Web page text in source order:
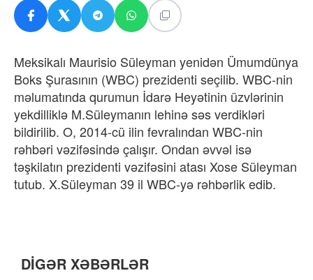
Meksikalı Maurisio Süleyman yenidən Ümumdünya
Boks Şurasının (WBC) prezidenti seçilib. WBC-nin
məlumatında qurumun İdarə Heyətinin üzvlərinin
yekdilliklə M.Süleymanın lehinə səs verdikləri
bildirilib. O, 2014-cü ilin fevralından WBC-nin
rəhbəri vəzifəsində çalışır. Ondan əvvəl isə
təşkilatın prezidenti vəzifəsini atası Xose Süleyman
tutub. X.Süleyman 39 il WBC-yə rəhbərlik edib.
DİGƏR XƏBƏRLƏR